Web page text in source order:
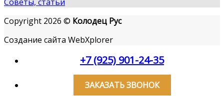
Copyright 2026 © Колодец Рус
Создание сайта WebXplorer
+7 (925) 901-24-35
ЗАКАЗАТЬ ЗВОНОК